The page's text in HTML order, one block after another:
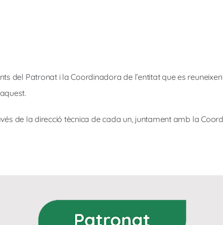
del Patronat i la Coordinadora de l’entitat que es
de la direcció tècnica de cada un, juntament amb la